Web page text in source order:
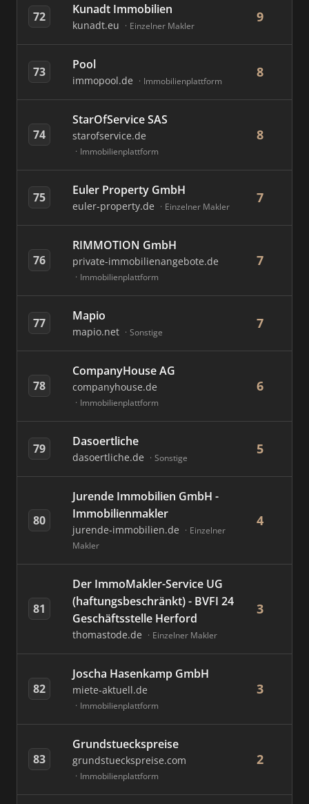
72 Kunadt Immobilien
kunadt.eu Einzelner Makler
9
73 Pool
immopool.de Immobilienplattform
8
74
StarOfService SAS
starofservice.de
Immobilienplattform
8
75 Euler Property GmbH
euler-property.de Einzelner Makler
7
76
RIMMOTION GmbH
private-immobilienangebote.de
Immobilienplattform
7
77 Mapio
mapio.net Sonstige
7
78
CompanyHouse AG
companyhouse.de
Immobilienplattform
6
79 Dasoertliche
dasoertliche.de Sonstige
5
80
Jurende Immobilien GmbH -
Immobilienmakler
jurende-immobilien.de
Einzelner
Makler
4
81
Der ImmoMakler-Service UG
(haftungsbeschränkt) - BVFI 24
Geschäftsstelle Herford
thomastode.de Einzelner Makler
3
82
Joscha Hasenkamp GmbH
miete-aktuell.de
Immobilienplattform
3
83
Grundstueckspreise
grundstueckspreise.com
Immobilienplattform
2